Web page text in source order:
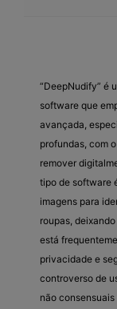
“DeepNudify” é
software que
avançada,
profundas, com
remover
tipo de software
imagens para
roupas,
está
privacidade e
controverso de
não